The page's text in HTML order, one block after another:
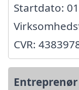
Startdato:
CVR:
Entreprenør